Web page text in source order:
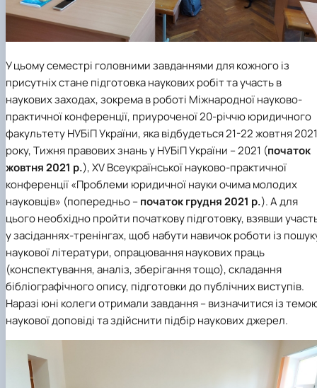
У цьому семестрі головними завданнями для кожного із
присутніх стане підготовка наукових робіт та участь в
наукових заходах, зокрема в роботі Міжнародної науково-
практичної конференції, приуроченої 20-річчю юридичного
факультету НУБіП України, яка відбудеться 21-22 жовтня 2021
року, Тижня правових знань у НУБіП України – 2021 (початок
жовтня 2021 р.),XVВсеукраїнської науково-практичної
конференції «Проблеми юридичної науки очима молодих
науковців» (попередньо –початок грудня 2021 р.). А для
цього необхідно пройти початкову підготовку, взявши
у засіданнях-тренінгах, щоб набути навичок роботи із
наукової літератури, опрацювання наукових праць
(конспектування, аналіз, зберігання тощо), складання
бібліографічного опису, підготовки до публічних виступів.
Наразі юні колеги отримали завдання – визначитися із
наукової доповіді та здійснити підбір наукових джерел.